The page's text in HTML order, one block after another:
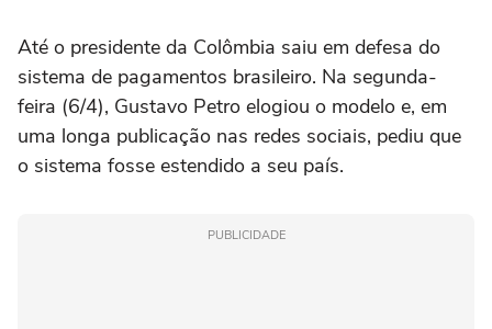
Até o presidente da Colômbia saiu em defesa do
sistema de pagamentos brasileiro. Na segunda-
feira (6/4), Gustavo Petro elogiou o modelo e, em
uma longa publicação nas redes sociais, pediu que
o sistema fosse estendido a seu país.
PUBLICIDADE